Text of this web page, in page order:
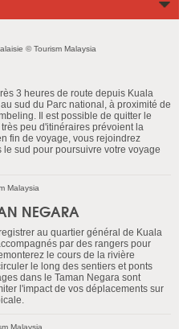
3 heures de route depuis Kuala
sud du Parc national, à proximité de
Il est possible de quitter le
peu d'itinéraires prévoient la
fin de voyage, vous rejoindrez
le sud pour poursuivre votre voyage
NEGARA
au quartier général de Kuala
par des rangers pour
le cours de la rivière
le long des sentiers et ponts
dans le Taman Negara sont
l'impact de vos déplacements sur